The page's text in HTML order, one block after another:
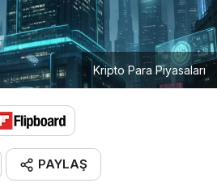
Kripto Para Piyasaları
PAYLAŞ